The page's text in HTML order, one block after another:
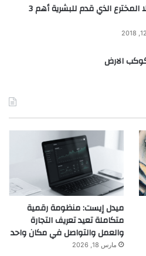
نيكولا تسلا المخترع الذي قدم للبشرية أهم 3
الارض
ميدل إيست: منظومة رقمية
متكاملة تعيد تعريف التجارة
والعمل والتواصل في مكان واحد
مارس 18, 2026